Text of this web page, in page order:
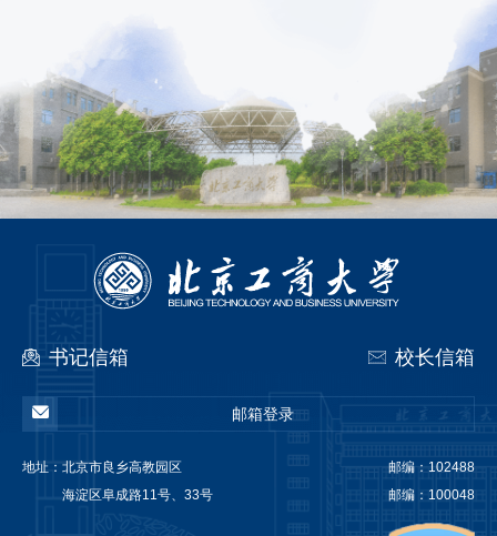
书记信箱 校长信箱
邮箱登录
地址： 北京市良乡高教园区
邮编：102488
海淀区阜成路11号、33号
邮编：100048